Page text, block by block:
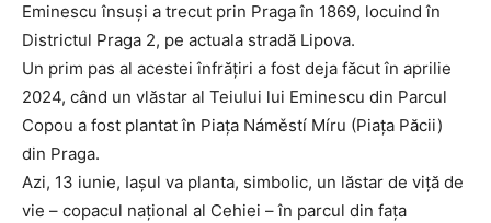
Eminescu însuși a trecut prin Praga în 1869, locuind în
Districtul Praga 2, pe actuala stradă Lipova.
Un prim pas al acestei înfrățiri a fost deja făcut în aprilie
2024, când un vlăstar al Teiului lui Eminescu din Parcul
Copou a fost plantat în Piața Náměstí Míru (Piața Păcii)
din Praga.
Azi, 13 iunie, Iașul va planta, simbolic, un lăstar de viță de
vie – copacul național al Cehiei – în parcul din fața